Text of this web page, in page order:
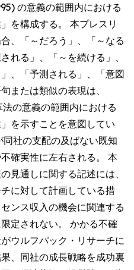
の意義の範囲内における
を構成する。 本プレスリ
、「～だろう」、「～なる
れる」、「～を続ける」、
、「予測される」、「意図
または類似の表現は、
の意義の範囲内における
を示すことを意図してい
社の支配の及ばない既知
確実性に左右される。 本
見通しに関する記述には、
に対して計画している措
ンス収入の機会に関連する
定されない。 かかる不確
ウルフパック・リサーチに
、同社の成長戦略を成功裏